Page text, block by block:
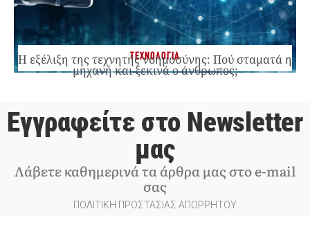
ΤΕΧΝΟΛΟΓΙΑ
Η εξέλιξη της τεχνητής νοημοσύνης: Πού σταματά η
μηχανή και ξεκινά ο άνθρωπος;
Εγγραφείτε στο Newsletter
μας
Λάβετε καθημερινά τα άρθρα μας στο e-mail
σας
ΠΟΛΙΤΙΚΗ ΠΡΟΣΤΑΣΙΑΣ ΑΠΟΡΡΗΤΟΥ